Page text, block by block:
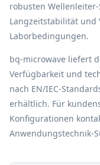
robusten
Langzeitstabilität und
Laborbedingungen.
bq-microwave liefert
Verfügbarkeit und
nach EN/IEC-
erhältlich. Für
Konfigurationen
Anwendungstechnik-